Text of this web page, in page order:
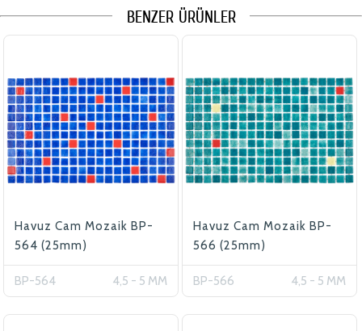
BENZER ÜRÜNLER
Havuz Cam Mozaik BP-
564 (25mm)
BP-564 4,5 - 5 MM
Havuz Cam Mozaik BP-
566 (25mm)
BP-566 4,5 - 5 MM